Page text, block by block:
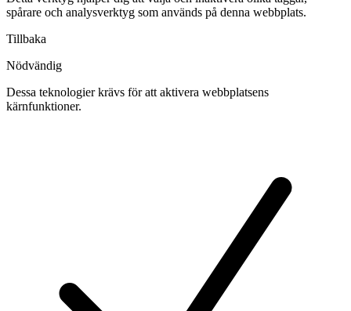
spårare och analysverktyg som används på denna webbplats.
Tillbaka
Nödvändig
Dessa teknologier krävs för att aktivera webbplatsens
kärnfunktioner.